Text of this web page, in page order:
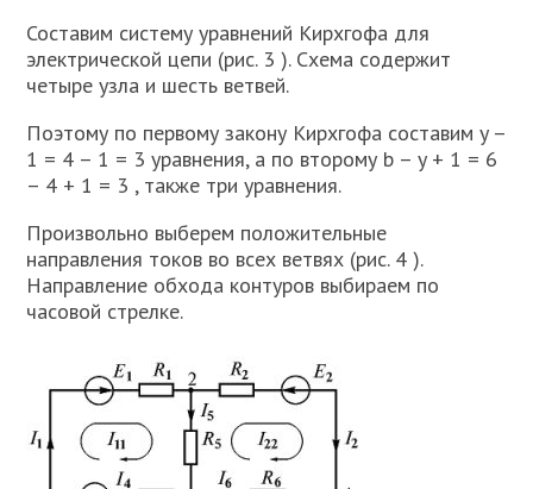
Составим систему уравнений Кирхгофа для
электрической цепи (рис. 3 ). Схема содержит
четыре узла и шесть ветвей.
Поэтому по первому закону Кирхгофа составим y –
1 = 4 – 1 = 3 уравнения, а по второму b – y + 1 = 6
– 4 + 1 = 3 , также три уравнения.
Произвольно выберем положительные
направления токов во всех ветвях (рис. 4 ).
Направление обхода контуров выбираем по
часовой стрелке.